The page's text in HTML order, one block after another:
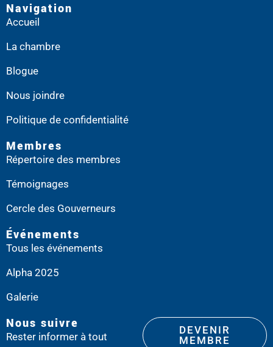
Navigation
Accueil
La chambre
Blogue
Nous joindre
Politique de confidentialité
Membres
Répertoire des membres
Témoignages
Cercle des Gouverneurs
Événements
Tous les événements
Alpha 2025
Galerie
Nous suivre
Rester informer à tout
DEVENIR
MEMBRE